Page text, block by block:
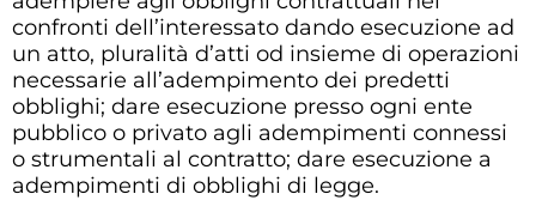
confronti dell’interessato dando esecuzione ad
un atto, pluralità d’atti od insieme di operazioni
necessarie all’adempimento dei predetti
obblighi; dare esecuzione presso ogni ente
pubblico o privato agli adempimenti connessi
o strumentali al contratto; dare esecuzione a
adempimenti di obblighi di legge.